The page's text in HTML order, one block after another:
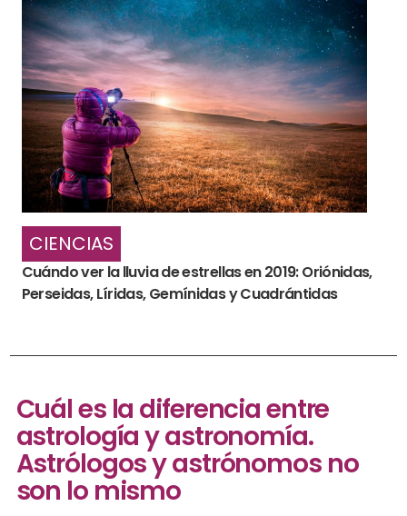
CIENCIAS
Cuándo ver la lluvia de estrellas en 2019: Oriónidas,
Perseidas, Líridas, Gemínidas y Cuadrántidas
Cuál es la diferencia entre
astrología y astronomía.
Astrólogos y astrónomos no
son lo mismo